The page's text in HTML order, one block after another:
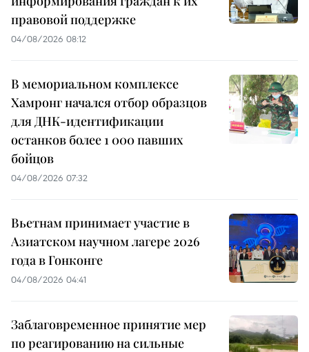
правовой поддержке
04/08/2026 08:12
В мемориальном комплексе
Хамронг начался отбор образцов
для ДНК-идентификации
останков более 1 000 павших
бойцов
04/08/2026 07:32
Вьетнам принимает участие в
Азиатском научном лагере 2026
года в Гонконге
04/08/2026 04:41
Заблаговременное принятие мер
по реагированию на сильные